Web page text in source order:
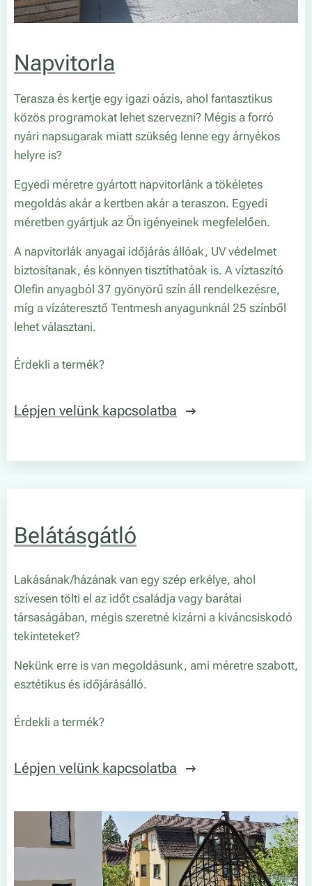
Napvitorla
Terasza és kertje egy igazi oázis, ahol fantasztikus
közös programokat lehet szervezni? Mégis a forró
nyári napsugarak miatt szükség lenne egy árnyékos
helyre is?
Egyedi méretre gyártott napvitorlánk a tökéletes
megoldás akár a kertben akár a teraszon. Egyedi
méretben gyártjuk az Ön igényeinek megfelelően.
A napvitorlák anyagai időjárás állóak, UV védelmet
biztosítanak, és könnyen tisztíthatóak is. A víztaszító
Olefin anyagból 37 gyönyörű szín áll rendelkezésre,
míg a vízáteresztő Tentmesh anyagunknál 25 színből
lehet választani.
Érdekli a termék?
Lépjen velünk kapcsolatba
Belátásgátló
Lakásának/házának van egy szép erkélye, ahol
szívesen tölti el az időt családja vagy barátai
társaságában, mégis szeretné kizárni a kiváncsiskodó
tekinteteket?
Nekünk erre is van megoldásunk, ami méretre szabott,
esztétikus és időjárásálló.
Érdekli a termék?
Lépjen velünk kapcsolatba